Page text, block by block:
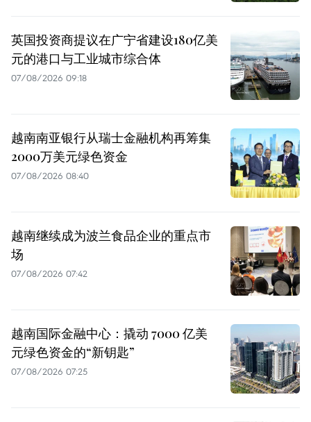
英国投资商提议在广宁省建设180亿美
元的港口与工业城市综合体
07/08/2026 09:18
越南南亚银行从瑞士金融机构再筹集
2000万美元绿色资金
07/08/2026 08:40
越南继续成为波兰食品企业的重点市
场
07/08/2026 07:42
越南国际金融中心：撬动 7000 亿美
元绿色资金的“新钥匙”
07/08/2026 07:25